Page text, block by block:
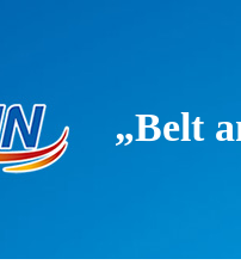
„Belt